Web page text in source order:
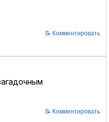
📝 Комментировать
📝 Комментировать